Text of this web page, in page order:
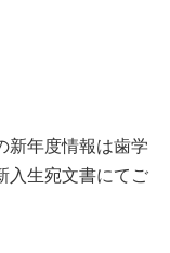
新年度情報は歯学
入生宛文書にてご